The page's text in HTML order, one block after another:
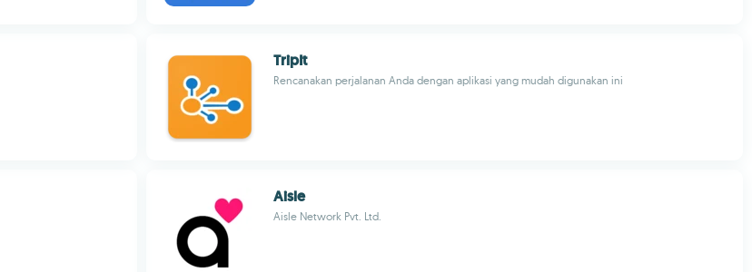
TripIt
Rencanakan perjalanan Anda dengan aplikasi yang mudah digunakan ini
Aisle
Aisle Network Pvt. Ltd.